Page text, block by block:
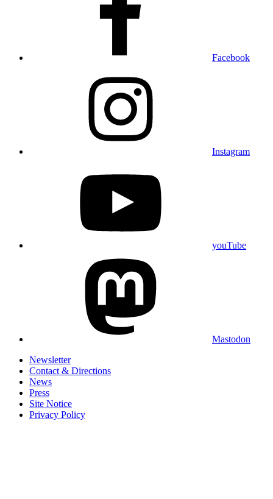
Facebook
Instagram
youTube
Mastodon
Newsletter
Contact & Directions
News
Press
Site Notice
Privacy Policy